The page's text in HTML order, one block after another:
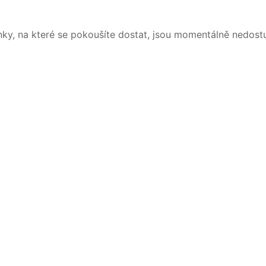
na které se pokoušíte dostat, jsou momentálně